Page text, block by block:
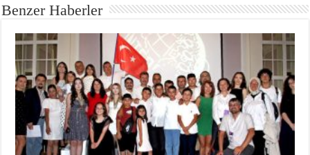
Benzer Haberler